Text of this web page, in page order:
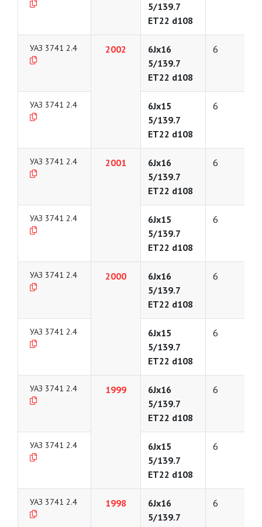
5/139.7
ET22 d108
УАЗ 3741 2.4 2002
6Jx16
5/139.7
ET22 d108
6
УАЗ 3741 2.4
6Jx15
5/139.7
ET22 d108
6
УАЗ 3741 2.4 2001
6Jx16
5/139.7
ET22 d108
6
УАЗ 3741 2.4
6Jx15
5/139.7
ET22 d108
6
УАЗ 3741 2.4 2000
6Jx16
5/139.7
ET22 d108
6
УАЗ 3741 2.4
6Jx15
5/139.7
ET22 d108
6
УАЗ 3741 2.4 1999
6Jx16
5/139.7
ET22 d108
6
УАЗ 3741 2.4
6Jx15
5/139.7
ET22 d108
6
УАЗ 3741 2.4 1998
6Jx16
5/139.7
6